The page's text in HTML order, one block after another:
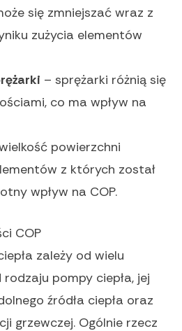
się zmniejszać wraz z
zużycia elementów
– sprężarki różnią się
co ma wpływ na
powierzchni
z których został
wpływ na COP.
COP
zależy od wielu
pompy ciepła, jej
źródła ciepła oraz
grzewczej. Ogólnie rzecz